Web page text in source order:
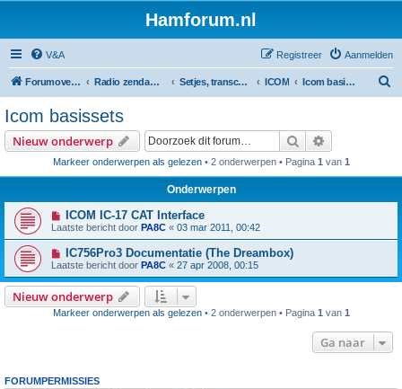
Hamforum.nl
V&A Aanmelden
Registreer
Forumoverzicht Radio zendamateur, luisteramateur en elektronica zelfbouw Setjes, transceivers, portofoons, ontvangers, mods, tips, etc ICOM Icom basissets
Icom basissets
Nieuw onderwerp Zoek
Markeer onderwerpen als gelezen• 2 onderwerpen • Pagina 1 van 1
Onderwerpen
ICOM IC-17 CAT Interface
Laatste bericht door PA8C « 03 mar 2011, 00:42
IC756Pro3 Documentatie (The Dreambox)
Laatste bericht door PA8C « 27 apr 2008, 00:15
Nieuw onderwerp
Markeer onderwerpen als gelezen• 2 onderwerpen • Pagina 1 van 1
Ga naar
FORUMPERMISSIES